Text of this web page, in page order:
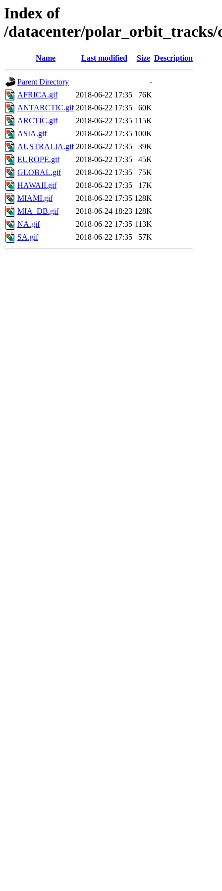
Index of
/datacenter/polar_orbit_tracks/
Name Last modified Size Description
Parent Directory
-
AFRICA.gif
2018-06-22 17:35
76K
ANTARCTIC.gif 2018-06-22 17:35
60K
ARCTIC.gif
2018-06-22 17:35 115K
ASIA.gif
2018-06-22 17:35 100K
AUSTRALIA.gif 2018-06-22 17:35
39K
EUROPE.gif
2018-06-22 17:35
45K
GLOBAL.gif
2018-06-22 17:35
75K
HAWAII.gif
2018-06-22 17:35
17K
MIAMI.gif
2018-06-22 17:35 128K
MIA_DB.gif
2018-06-24 18:23 128K
NA.gif
2018-06-22 17:35 113K
SA.gif
2018-06-22 17:35 57K